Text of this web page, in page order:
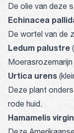
De olie van deze
Echinacea
De wortel van de
Ledum palustre
Urtica urens
Deze plant
rode huid.
Hamamelis